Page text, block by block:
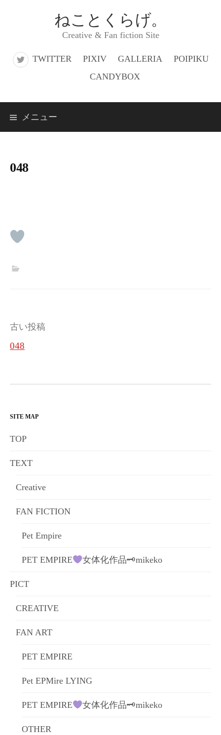
ス
ねことくらげ。
Creative & Fan fiction Site
TWITTER PIXIV GALLERIA
POIPIKU
CANDYBOX
メニュー
048
投
稿
ー
シ
ン
古い投稿
048
SITE MAP
TOP
TEXT
Creative
FAN FICTION
Pet Empire
PET EMPIRE 女体化作品🗝mikeko
PICT
CREATIVE
FAN ART
PET EMPIRE
Pet EPMire LYING
PET EMPIRE 女体化作品🗝mikeko
OTHER